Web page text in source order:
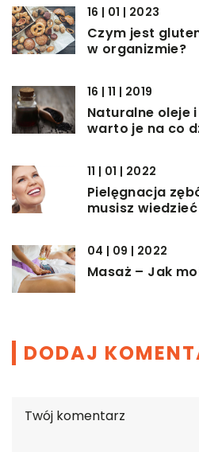
16 | 01 | 2023
Czym jest
w organizmie?
16 | 11 | 2019
Naturalne oleje
warto je na co
11 | 01 | 2022
Pielęgnacja
musisz wiedzieć
04 | 09 | 2022
Masaż – Jak
DODAJ